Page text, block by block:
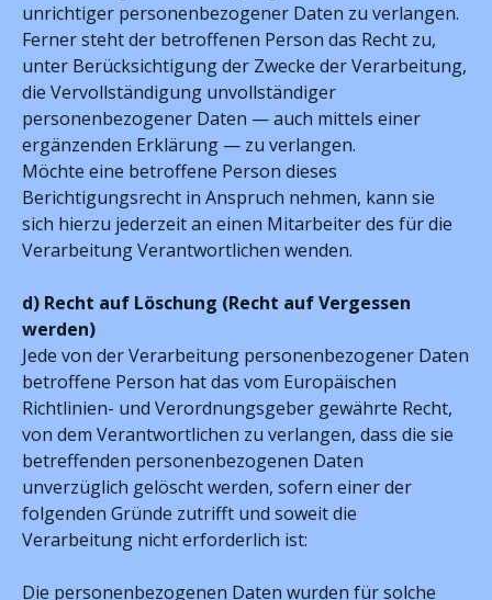
unrichtiger personenbezogener Daten zu verlangen.
Ferner steht der betroffenen Person das Recht zu,
unter Berücksichtigung der Zwecke der Verarbeitung,
die Vervollständigung unvollständiger
personenbezogener Daten — auch mittels einer
ergänzenden Erklärung — zu verlangen.
Möchte eine betroffene Person dieses
Berichtigungsrecht in Anspruch nehmen, kann sie
sich hierzu jederzeit an einen Mitarbeiter des für die
Verarbeitung Verantwortlichen wenden.
d) Recht auf Löschung (Recht auf Vergessen
werden)
Jede von der Verarbeitung personenbezogener Daten
betroffene Person hat das vom Europäischen
Richtlinien- und Verordnungsgeber gewährte Recht,
von dem Verantwortlichen zu verlangen, dass die sie
betreffenden personenbezogenen Daten
unverzüglich gelöscht werden, sofern einer der
folgenden Gründe zutrifft und soweit die
Verarbeitung nicht erforderlich ist:
Die personenbezogenen Daten wurden für solche